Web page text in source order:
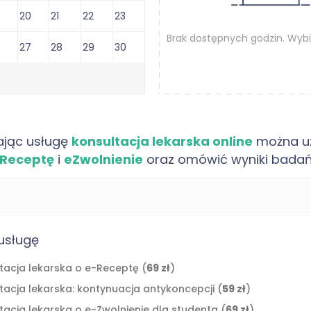
Leczenie otyłości - konsultacja lekarska
w pracy w podstawowej opiece zdrowotnej oraz w
infekcjach, chorobach przewlekłych, omówieniu wyników
Rodzinnej, Kolegium Lekarzy Rodzinnych w Polsce oraz
wywiad i konkretne zalecenia. Zależy mi, aby pacjent po
i kiedy należy zgłosić się do lekarza stacjonarnie.
20 21 22 23
27 28 29 30
Brak dostępnych godzin.
usługę konsultacja lekarska online można
i eZwolnienie oraz omówić wyniki
lekarska o e-Receptę (69 zł)
lekarska: kontynuacja antykoncepcji (59 zł)